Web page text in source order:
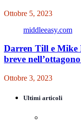
Ottobre 5, 2023
middleeasy.com
Darren Till e Mike
breve
Ottobre 3, 2023
Ultimi articoli